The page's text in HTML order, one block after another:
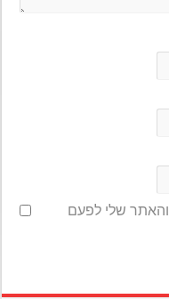
שלי לפעם